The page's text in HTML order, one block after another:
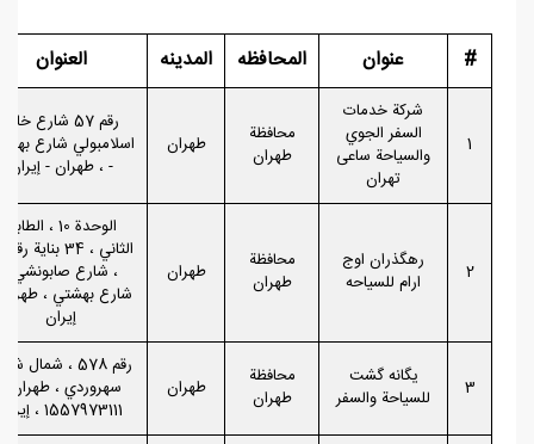
# عنوان المحافظه المدینه العنوان
1
شركة خدمات
السفر الجوي
والسياحة ساعی
تهران
محافظة
طهران
طهران
رقم 57 شارع خالد
اسلامبولي شارع
- ، طهران - إيران
2
رهگذران اوج
ارام للسیاحه
محافظة
طهران
طهران
الوحدة 10 ، الطابق
، شارع صابونشي ،
شارع بهشتي ،
إيران
3
یگانه گشت
للسياحة والسفر
محافظة
طهران
طهران
رقم 578 ، شمال
سهروردي ، طهران ،
1557973111 ، إيران